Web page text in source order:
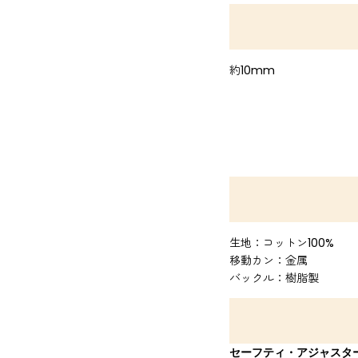
約10mm
生地：コットン100%
移動カン：金属
バックル：樹脂製
セーフティ・アジャスタ